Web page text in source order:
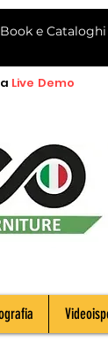
e Cataloghi
Live Demo